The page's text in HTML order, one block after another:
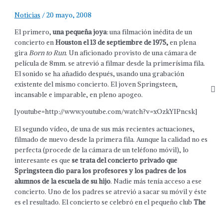
Noticias /20 mayo, 2008
El primero,una pequeña joya: una filmación inédita de un
concierto enHouston el 13 de septiembre de 1975,en plena
giraBorn to Run. Un aficionado provisto de una cámara de
película de 8mm. se atrevió a filmar desde la primerísima fila.
El sonido se ha añadido después, usando una grabación
existente del mismo concierto. El joven Springsteen,
incansable e imparable, en pleno apogeo.
[youtube=http://www.youtube.com/watch?v=xOzkYIPncsk]
El segundo vídeo, de una de sus más recientes actuaciones,
filmado de nuevo desde la primera fila. Aunque la calidad no es
perfecta (procede de la cámara de un teléfono móvil), lo
interesante es quese trata del concierto privado que
Springsteen dio para los profesores y los padres de los
alumnos de la escuela de su hijo. Nadie más tenía acceso a ese
concierto. Uno de los padres se atrevió a sacar su móvil y éste
es el resultado. El concierto se celebró en el pequeño clubThe